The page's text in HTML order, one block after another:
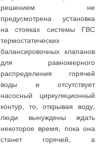
решением не
предусмотрена установка
на стояках системы ГВС
термостатических
балансировочных клапанов
для равномерного
распределения горячей
воды и отсутствует
насосный циркуляционный
контур, то, открывая воду,
люди вынуждены ждать
некоторое время, пока она
станет горячей, а
KSB прошла сертификацию
в системе сертификации
ГОСТ Р Госстандарта
России и имеет
необходимые сертификаты
безопасности и
соответствия российским
нормам, а также
разрешение Ростехнадзора
для эксплуатации
оборудования во
взрывозащищенном
ситуациях — необходимое
условие нормальной
работы котельной.